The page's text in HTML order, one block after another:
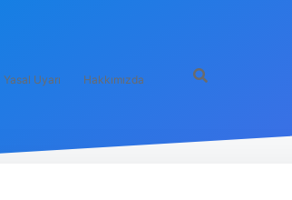
Yasal Uyarı Hakkımızda